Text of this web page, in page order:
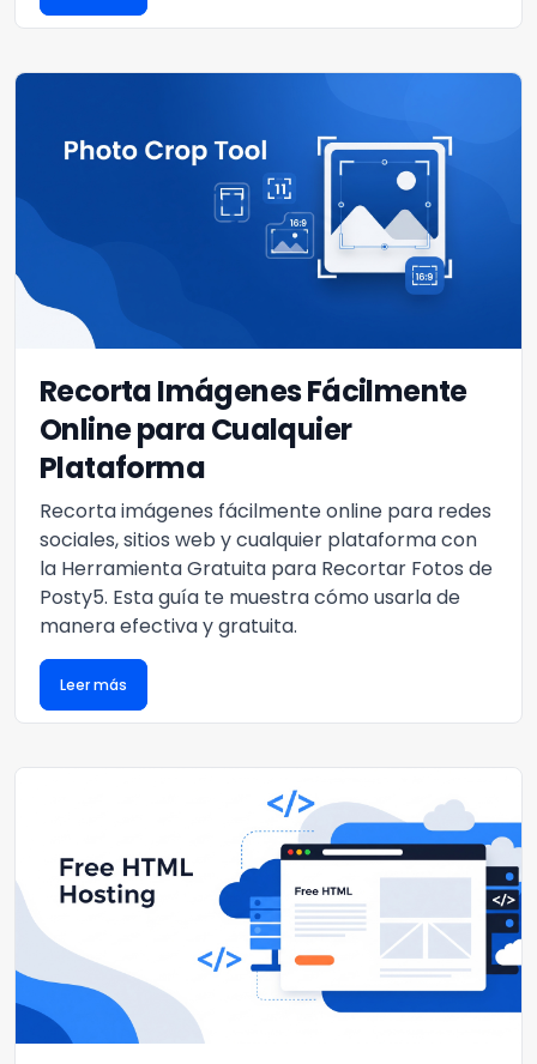
Recorta Imágenes Fácilmente
Online para Cualquier
Plataforma
Recorta imágenes fácilmente online para redes
sociales, sitios web y cualquier plataforma con
la Herramienta Gratuita para Recortar Fotos de
Posty5. Esta guía te muestra cómo usarla de
manera efectiva y gratuita.
Leer más